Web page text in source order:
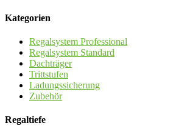
Kategorien
Regalsystem Professional
Regalsystem Standard
Dachträger
Trittstufen
Ladungssicherung
Zubehör
Regaltiefe